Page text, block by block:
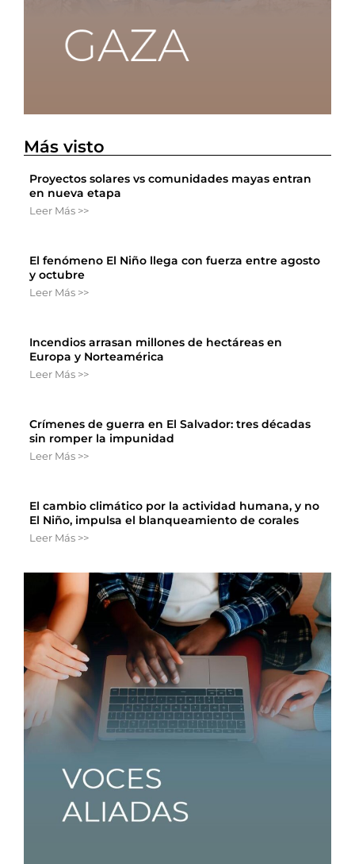
Más visto
Proyectos solares vs comunidades mayas entran
en nueva etapa
Leer Más >>
El fenómeno El Niño llega con fuerza entre agosto
y octubre
Leer Más >>
Incendios arrasan millones de hectáreas en
Europa y Norteamérica
Leer Más >>
Crímenes de guerra en El Salvador: tres décadas
sin romper la impunidad
Leer Más >>
El cambio climático por la actividad humana, y no
El Niño, impulsa el blanqueamiento de corales
Leer Más >>